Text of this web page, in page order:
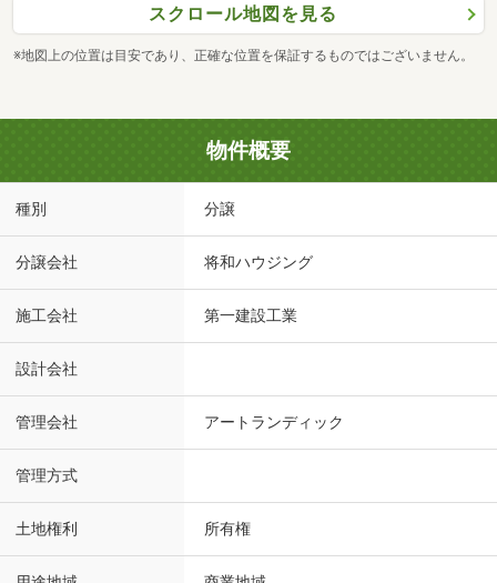
スクロール地図を見る
※地図上の位置は目安であり、正確な位置を保証するものではございません。
物件概要
種別 分譲
分譲会社 将和ハウジング
施工会社 第一建設工業
設計会社
管理会社 アートランディック
管理方式
土地権利 所有権